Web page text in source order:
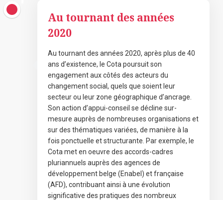
Au tournant des années
2020
Au tournant des années 2020, après plus de 40
ans d’existence, le Cota poursuit son
engagement aux côtés des acteurs du
changement social, quels que soient leur
secteur ou leur zone géographique d’ancrage.
Son action d’appui-conseil se décline sur-
mesure auprès de nombreuses organisations et
sur des thématiques variées, de manière à la
fois ponctuelle et structurante. Par exemple, le
Cota met en oeuvre des accords-cadres
pluriannuels auprès des agences de
développement belge (Enabel) et française
(AFD), contribuant ainsi à une évolution
significative des pratiques des nombreux